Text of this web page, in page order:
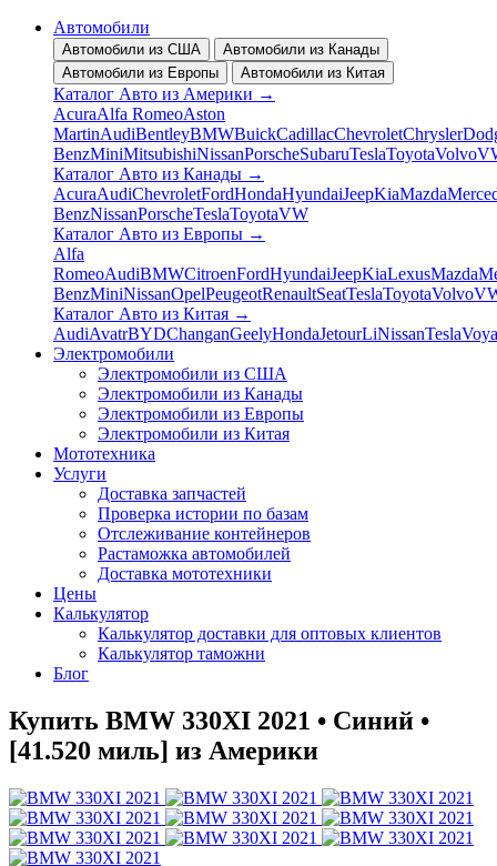
Автомобили
Автомобили из США
Автомобили из Канады
Автомобили из Европы
Автомобили из Китая
Каталог Авто из Америки →
AcuraAlfa RomeoAston
MartinAudiBentleyBMWBuickCadillacChevroletChrysler
BenzMiniMitsubishiNissanPorscheSubaruTeslaToyotaVolvo
Каталог Авто из Канады →
AcuraAudiChevroletFordHondaHyundaiJeepKiaMazda
BenzNissanPorscheTeslaToyotaVW
Каталог Авто из Европы →
Alfa
RomeoAudiBMWCitroenFordHyundaiJeepKiaLexusMazda
BenzMiniNissanOpelPeugeotRenaultSeatTeslaToyotaVolvo
Каталог Авто из Китая →
AudiAvatrBYDChanganGeelyHondaJetourLiNissanTesla
Электромобили
Электромобили из США
Электромобили из Канады
Электромобили из Европы
Электромобили из Китая
Мототехника
Услуги
Доставка запчастей
Проверка истории по базам
Отслеживание контейнеров
Растаможка автомобилей
Доставка мототехники
Цены
Калькулятор
Калькулятор доставки для оптовых клиентов
Калькулятор таможни
Блог
Купить BMW 330XI 2021 • Синий •
[41.520 миль] из Америки